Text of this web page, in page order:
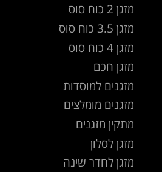
מזגן 2 כוח סוס
מזגן 3.5 כוח סוס
מזגן 4 כוח סוס
מזגן חכם
מזגנים למוסדות
מזגנים מומלצים
מתקין מזגנים
מזגן לסלון
מזגן לחדר שינה